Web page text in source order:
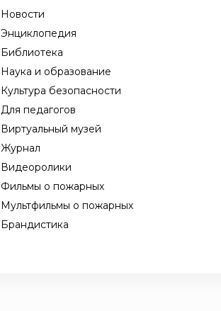
Новости
Энциклопедия
Библиотека
Наука и образование
Культура безопасности
Для педагогов
Виртуальный музей
Журнал
Видеоролики
Фильмы о пожарных
Мультфильмы о пожарных
Брандистика